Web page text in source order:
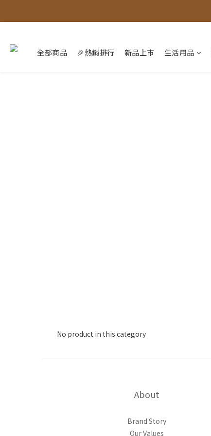
全部商品 🎉熱銷排行 新品上市 生活用品
No product in this category
About
Brand Story
Our Values